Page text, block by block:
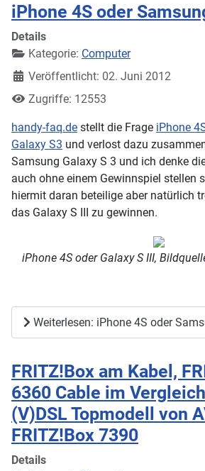
iPhone 4S oder
Details
Kategorie: Computer
Veröffentlicht: 02. Juni 2012
Zugriffe: 12553
handy-faq.de stellt die Frage iPhone
Galaxy S3 und verlost dazu
Samsung Galaxy S 3 und ich denke
auch ohne einem Gewinnspiel stellen
hiermit daran beteilige aber natürlich
das Galaxy S III zu gewinnen.
iPhone 4S oder Galaxy S III,
Weiterlesen: iPhone 4S oder
FRITZ!Box am Kabel,
6360 Cable im
(V)DSL Topmodell von
FRITZ!Box 7390
Details